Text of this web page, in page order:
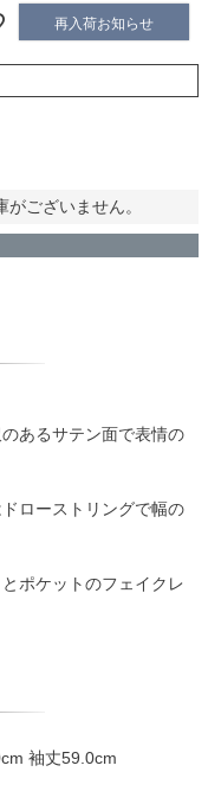
再入荷お知らせ
ございません。
あるサテン面で表情の
ローストリングで幅の
ポケットのフェイクレ
袖丈59.0cm